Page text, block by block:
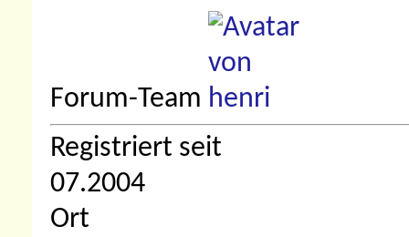
Forum-Team
Registriert seit
07.2004
Ort